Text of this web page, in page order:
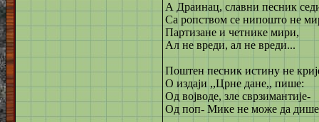
А Драинац, славни песник
Са ропством се нипошто не
Партизане и четнике мири,
Ал не вреди, ал не вреди...
Поштен песник истину не
О издаји ,,Црне дане,, пише:
Од војводе, зле сврзимантије-
Од поп- Мике не може да